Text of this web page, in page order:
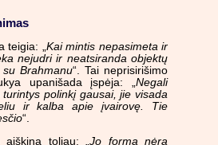
teigia: „Kai mintis nepasimeta ir
nejudri ir neatsiranda objektų
Brahmanu“. Tai neprisirišimo
upanišada įspėja: „Negali
polinkį gausai, jie visada
ir kalba apie įvairovę. Tie
“.
aiškina toliau: „ Jo forma nėra